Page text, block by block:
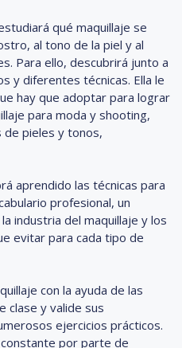
qué maquillaje se
al tono de la piel y al
Para ello, descubrirá junto a
y diferentes técnicas. Ella le
hay que adoptar para lograr
para moda y shooting,
pieles y tonos,
aprendido las técnicas para
profesional, un
industria del maquillaje y los
evitar para cada tipo de
con la ayuda de las
clase y valide sus
ejercicios prácticos.
por parte de